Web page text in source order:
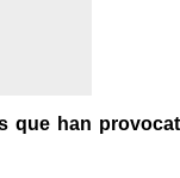
que han provocat